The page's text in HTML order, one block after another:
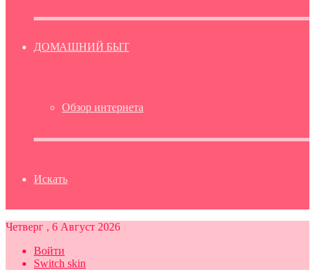
ДОМАШНИЙ БЫТ
Обзор интернета
Искать
Четверг , 6 Август 2026
Войти
Switch skin